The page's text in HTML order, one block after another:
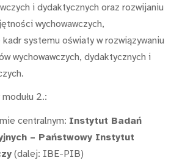
i dydaktycznych oraz rozwijaniu
wychowawczych,
systemu oświaty w rozwiązywaniu
wychowawczych, dydaktycznych i
2.:
centralnym: Instytut Badań
– Państwowy Instytut
(dalej: IBE-PIB)